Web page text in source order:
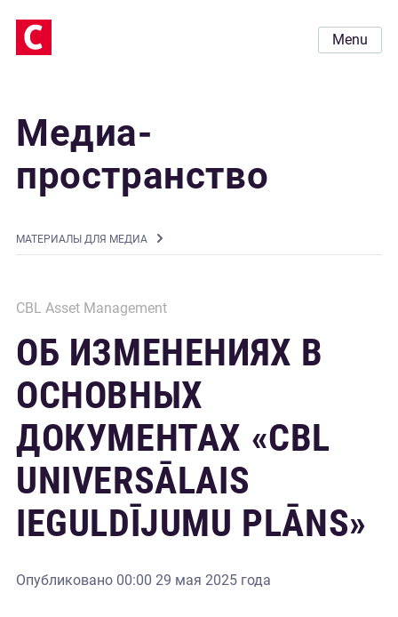
Menu
Медиа-
пространство
MАТЕРИАЛЫ ДЛЯ МЕДИА
CBL Asset Management
ОБ ИЗМЕНЕНИЯХ В
ОСНОВНЫХ
ДОКУМЕНТАХ «CBL
UNIVERSĀLAIS
IEGULDĪJUMU PLĀNS»
Опубликовано 00:00 29 мая 2025 года